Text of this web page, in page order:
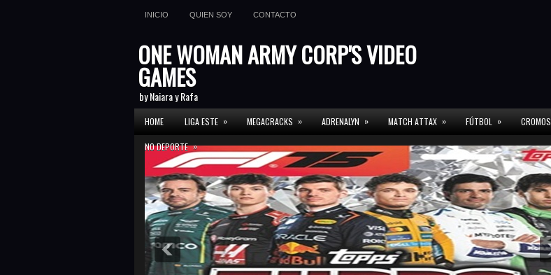
INICIO QUIEN SOY CONTACTO
ONE WOMAN ARMY CORP'S VIDEO
GAMES
by Naiara y Rafa
HOME LIGA ESTE » MEGACRACKS » ADRENALYN » MATCH ATTAX » FÚTBOL » CROMOS
NO DEPORTE »